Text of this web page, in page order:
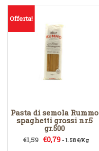
Offerta!
Pasta di semola Rummo
spaghetti grossi nr.5
gr.500
€1,59 Il
€0,79Il- 1.58 €/Kg